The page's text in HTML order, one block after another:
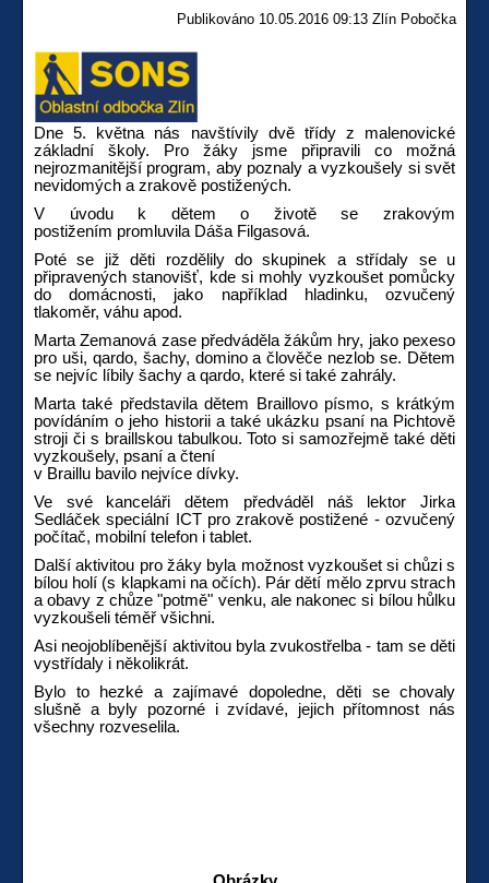
Publikováno 10.05.2016 09:13 Zlín Pobočka
Dne 5. května nás navštívily dvě třídy z malenovické
základní školy. Pro žáky jsme připravili co možná
nejrozmanitější program, aby poznaly a vyzkoušely si svět
nevidomých a zrakově postižených.
V úvodu k dětem o životě se zrakovým
postižením promluvila Dáša Filgasová.
Poté se již děti rozdělily do skupinek a střídaly se u
připravených stanovišť, kde si mohly vyzkoušet pomůcky
do domácnosti, jako například hladinku, ozvučený
tlakoměr, váhu apod.
Marta Zemanová zase předváděla žákům hry, jako pexeso
pro uši, qardo, šachy, domino a člověče nezlob se. Dětem
se nejvíc líbily šachy a qardo, které si také zahrály.
Marta také představila dětem Braillovo písmo, s krátkým
povídáním o jeho historii a také ukázku psaní na Pichtově
stroji či s braillskou tabulkou. Toto si samozřejmě také děti
vyzkoušely, psaní a čtení
v Braillu bavilo nejvíce dívky.
Ve své kanceláři dětem předváděl náš lektor Jirka
Sedláček speciální ICT pro zrakově postižené - ozvučený
počítač, mobilní telefon i tablet.
Další aktivitou pro žáky byla možnost vyzkoušet si chůzi s
bílou holí (s klapkami na očích). Pár dětí mělo zprvu strach
a obavy z chůze "potmě" venku, ale nakonec si bílou hůlku
vyzkoušeli téměř všichni.
Asi neojoblíbenější aktivitou byla zvukostřelba - tam se děti
vystřídaly i několikrát.
Bylo to hezké a zajímavé dopoledne, děti se chovaly
slušně a byly pozorné i zvídavé, jejich přítomnost nás
všechny rozveselila.